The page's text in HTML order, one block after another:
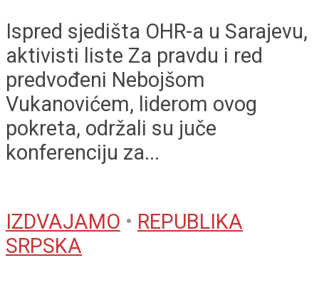
Ispred sjedišta OHR-a u Sarajevu,
aktivisti liste Za pravdu i red
predvođeni Nebojšom
Vukanovićem, liderom ovog
pokreta, održali su juče
konferenciju za...
IZDVAJAMO • REPUBLIKA
SRPSKA